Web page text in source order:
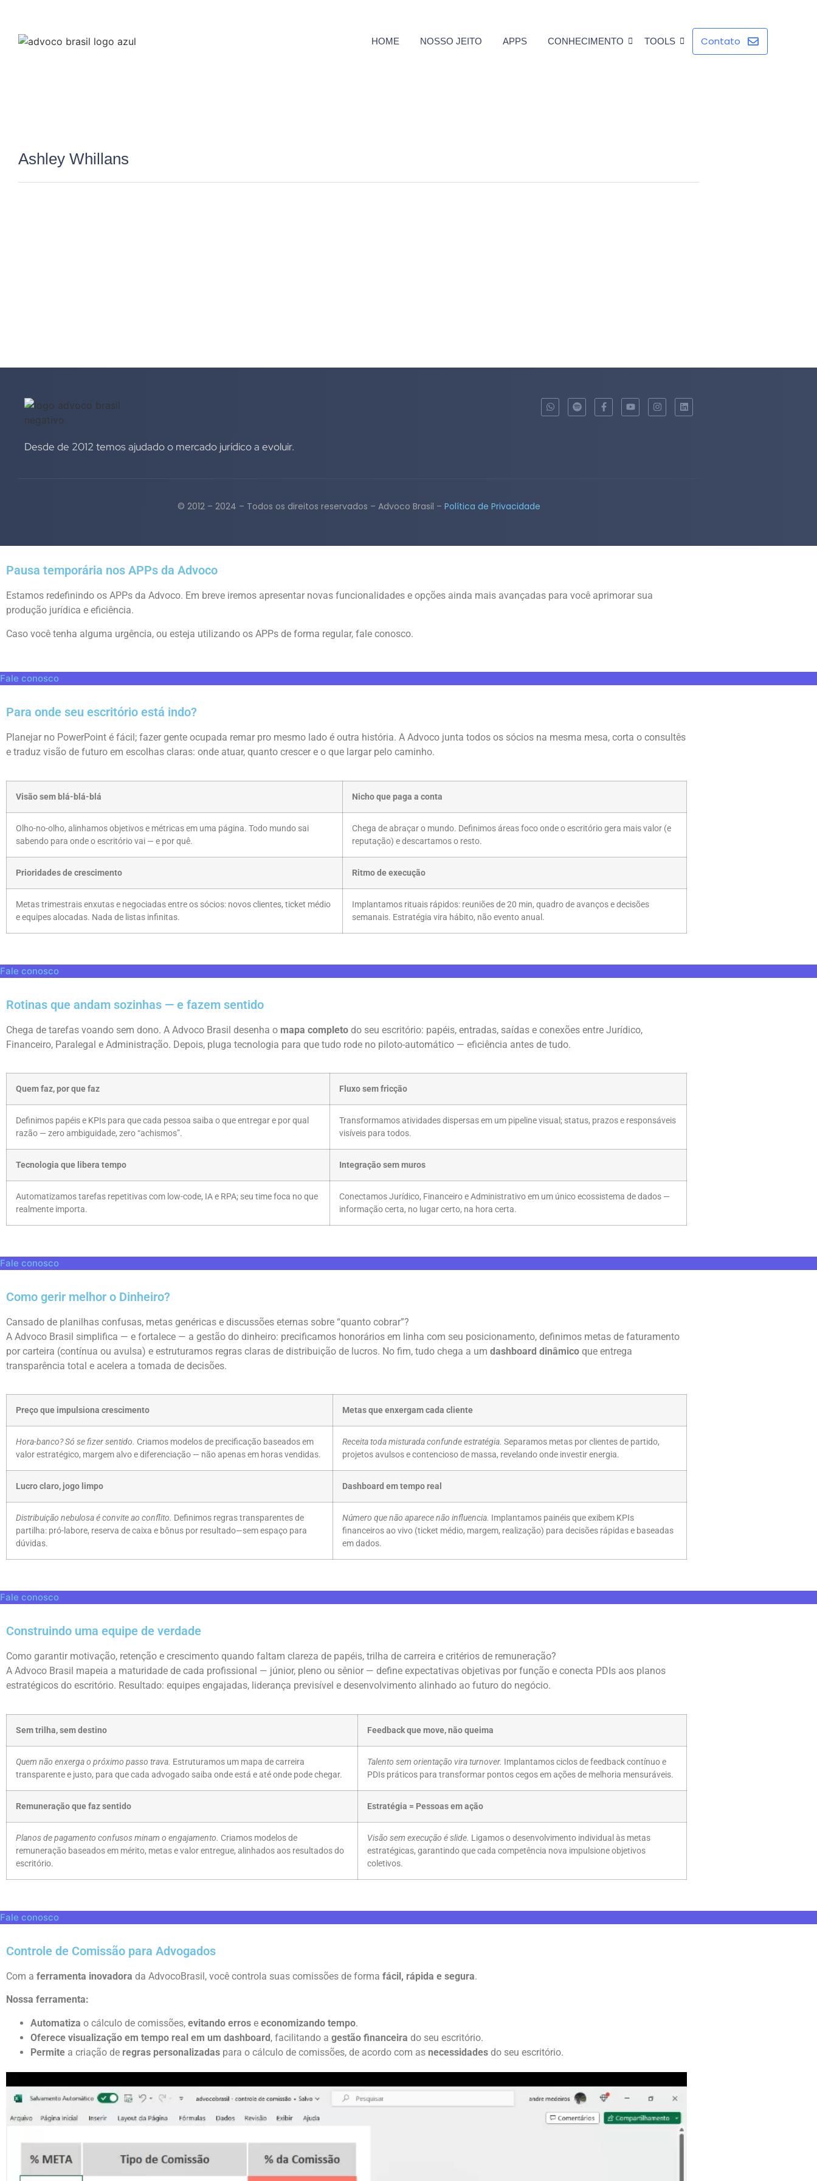
HOME NOSSO JEITO APPS CONHECIMENTO TOOLS Contato
Ashley Whillans
Desde de 2012 temos ajudado o mercado jurídico a evoluir.
© 2012 – 2024 – Todos os direitos reservados – Advoco Brasil – Política de Privacidade
Pausa temporária nos APPs da Advoco
Estamos redefinindo os APPs da Advoco. Em breve iremos apresentar novas funcionalidades e opções ainda mais avançadas para você aprimorar sua
produção jurídica e eficiência.
Caso você tenha alguma urgência, ou esteja utilizando os APPs de forma regular, fale conosco.
Fale conosco
Para onde seu escritório está indo?
Planejar no PowerPoint é fácil; fazer gente ocupada remar pro mesmo lado é outra história. A Advoco junta todos os sócios na mesma mesa, corta o consultês
e traduz visão de futuro em escolhas claras: onde atuar, quanto crescer e o que largar pelo caminho.
Visão sem blá-blá-blá Nicho que paga a conta
Olho-no-olho, alinhamos objetivos e métricas em uma página. Todo mundo sai
sabendo para onde o escritório vai — e por quê.
Chega de abraçar o mundo. Definimos áreas foco onde o escritório gera mais valor (e
reputação) e descartamos o resto.
Prioridades de crescimento Ritmo de execução
Metas trimestrais enxutas e negociadas entre os sócios: novos clientes, ticket médio
e equipes alocadas. Nada de listas infinitas.
Implantamos rituais rápidos: reuniões de 20 min, quadro de avanços e decisões
semanais. Estratégia vira hábito, não evento anual.
Fale conosco
Rotinas que andam sozinhas — e fazem sentido
Chega de tarefas voando sem dono. A Advoco Brasil desenha o mapa completo do seu escritório: papéis, entradas, saídas e conexões entre Jurídico,
Financeiro, Paralegal e Administração. Depois, pluga tecnologia para que tudo rode no piloto-automático — eficiência antes de tudo.
Quem faz, por que faz Fluxo sem fricção
Definimos papéis e KPIs para que cada pessoa saiba o que entregar e por qual
razão — zero ambiguidade, zero “achismos”.
Transformamos atividades dispersas em um pipeline visual; status, prazos e responsáveis
visíveis para todos.
Tecnologia que libera tempo Integração sem muros
Automatizamos tarefas repetitivas com low-code, IA e RPA; seu time foca no que
realmente importa.
Conectamos Jurídico, Financeiro e Administrativo em um único ecossistema de dados —
informação certa, no lugar certo, na hora certa.
Fale conosco
Como gerir melhor o Dinheiro?
Cansado de planilhas confusas, metas genéricas e discussões eternas sobre “quanto cobrar”?
A Advoco Brasil simplifica — e fortalece — a gestão do dinheiro: precificamos honorários em linha com seu posicionamento, definimos metas de faturamento
por carteira (contínua ou avulsa) e estruturamos regras claras de distribuição de lucros. No fim, tudo chega a um dashboard dinâmico que entrega
transparência total e acelera a tomada de decisões.
Preço que impulsiona crescimento Metas que enxergam cada cliente
Hora-banco? Só se fizer sentido. Criamos modelos de precificação baseados em
valor estratégico, margem alvo e diferenciação — não apenas em horas vendidas.
Receita toda misturada confunde estratégia. Separamos metas por clientes de partido,
projetos avulsos e contencioso de massa, revelando onde investir energia.
Lucro claro, jogo limpo Dashboard em tempo real
Distribuição nebulosa é convite ao conflito. Definimos regras transparentes de
partilha: pró-labore, reserva de caixa e bônus por resultado—sem espaço para
dúvidas.
Número que não aparece não influencia. Implantamos painéis que exibem KPIs
financeiros ao vivo (ticket médio, margem, realização) para decisões rápidas e baseadas
em dados.
Fale conosco
Construindo uma equipe de verdade
Como garantir motivação, retenção e crescimento quando faltam clareza de papéis, trilha de carreira e critérios de remuneração?
A Advoco Brasil mapeia a maturidade de cada profissional — júnior, pleno ou sênior — define expectativas objetivas por função e conecta PDIs aos planos
estratégicos do escritório. Resultado: equipes engajadas, liderança previsível e desenvolvimento alinhado ao futuro do negócio.
Sem trilha, sem destino Feedback que move, não queima
Quem não enxerga o próximo passo trava. Estruturamos um mapa de carreira
transparente e justo, para que cada advogado saiba onde está e até onde pode chegar.
Talento sem orientação vira turnover. Implantamos ciclos de feedback contínuo e
PDIs práticos para transformar pontos cegos em ações de melhoria mensuráveis.
Remuneração que faz sentido Estratégia = Pessoas em ação
Planos de pagamento confusos minam o engajamento. Criamos modelos de
remuneração baseados em mérito, metas e valor entregue, alinhados aos resultados do
escritório.
Visão sem execução é slide. Ligamos o desenvolvimento individual às metas
estratégicas, garantindo que cada competência nova impulsione objetivos
coletivos.
Fale conosco
Controle de Comissão para Advogados
Com a ferramenta inovadora da AdvocoBrasil, você controla suas comissões de forma fácil, rápida e segura.
Nossa ferramenta:
Automatiza o cálculo de comissões, evitando erros e economizando tempo.
Oferece visualização em tempo real em um dashboard, facilitando a gestão financeira do seu escritório.
Permite a criação de regras personalizadas para o cálculo de comissões, de acordo com as necessidades do seu escritório.